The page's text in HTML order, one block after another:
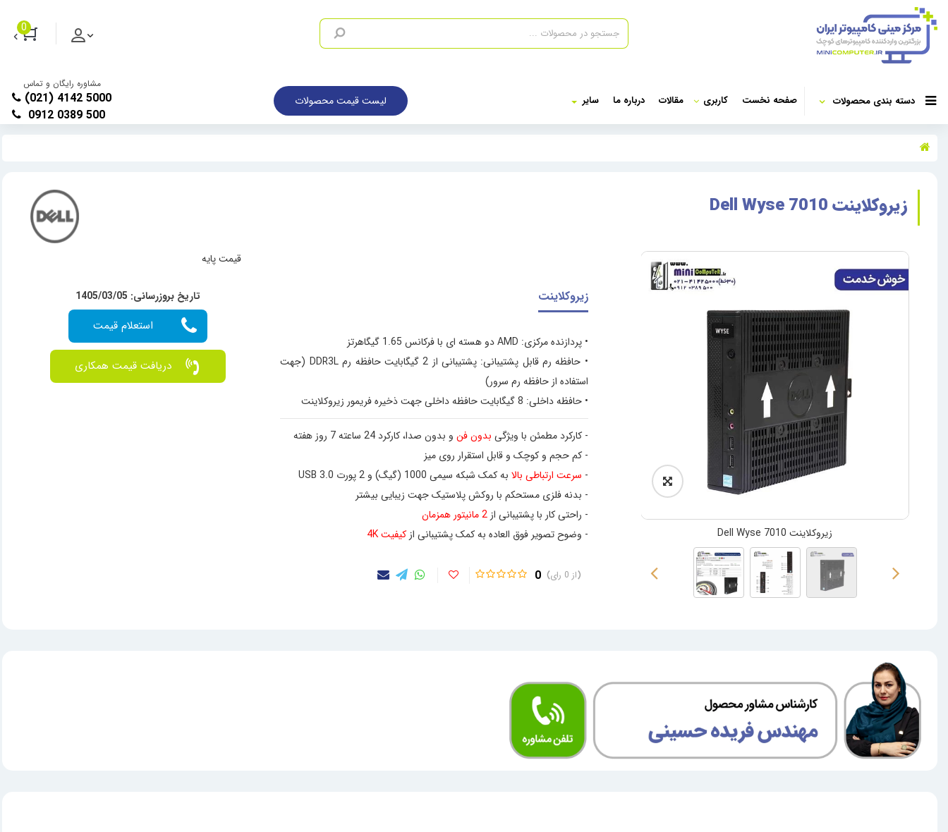
0
دسته بندی محصولات صفحه نخست کاربری مقالات درباره ما سایر لیست قیمت محصولات
مشاوره رایگان و تماس
(021) 4142 5000
0912 0389 500
زیروکلاینت Dell Wyse 7010
زیروکلاینت Dell Wyse 7010
زیروکلاینت
• پردازنده مرکزی: AMD دو هسته ای با فرکانس 1.65 گیگاهرتز
• حافظه رم قابل پشتیبانی: پشتیبانی از 2 گیگابایت
حافظه رم DDR3L (جهت
استفاده از حافظه رم سرور)
• حافظه داخلی: 8 گیگابایت حافظه داخلی جهت ذخیره فریمور زیروکلاینت
- کارکرد مطمئن با ویژگی بدونفن و بدون صدا، کارکرد 24 ساعته 7 روز هفته
- کم حجم و کوچک و قابل استقرار روی میز
- سرعت ارتباطی بالا به کمک شبکه سیمی 1000 (گیگ) و 2 پورت USB 3.0
- بدنه فلزی مستحکم با روکش پلاستیک جهت زیبایی بیشتر
- راحتی کار با پشتیبانی از2 مانیتور همزمان
- وضوح تصویر فوق العاده به کمک پشتیبانی ازکیفیت 4K
0 0
قیمت پایه
تاریخ بروزرسانی: 1405/03/05
دریافت قیمت همکاری